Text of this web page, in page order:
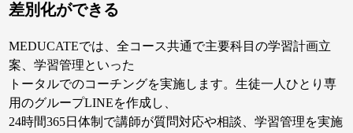
差別化ができる
MEDUCATEでは、全コース共通で主要科目の学習計画立
案、学習管理といった
トータルでのコーチングを実施します。生徒一人ひとり専
用のグループLINEを作成し、
24時間365日体制で講師が質問対応や相談、学習管理を実施